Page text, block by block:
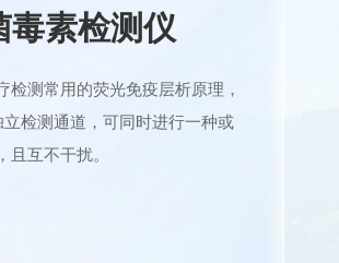
毒素检测仪
测常用的荧光免疫层析原理，
检测通道，可同时进行一种或
互不干扰。